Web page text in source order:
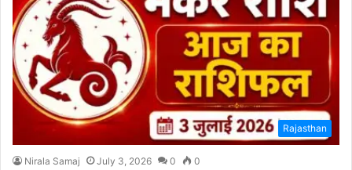
Rajasthan
Nirala Samaj July 3, 2026 0 0